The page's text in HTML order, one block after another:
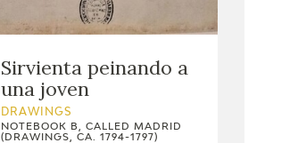
Sirvienta peinando a
una joven
DRAWINGS
NOTEBOOK B, CALLED MADRID
(DRAWINGS, CA. 1794-1797)